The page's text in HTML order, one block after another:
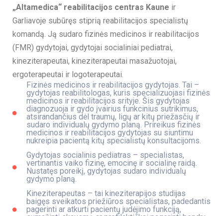
„Altamedica“ reabilitacijos centras Kaune ir
Garliavoje subūręs stiprią reabilitacijos specialistų
komandą. Ją sudaro fizinės medicinos ir reabilitacijos
(FMR) gydytojai, gydytojai socialiniai pediatrai,
kineziterapeutai, kineziterapeutai masažuotojai,
ergoterapeutai ir logoterapeutai.
Fizinės medicinos ir reabilitacijos gydytojas. Tai –
gydytojas reabilitologas, kuris specializuojasi fizinės
medicinos ir reabilitacijos srityje. Šis gydytojas
diagnozuoja ir gydo įvairius funkcinius sutrikimus,
atsirandančius dėl traumų, ligų ar kitų priežasčių ir
sudaro individualų gydymo planą. Prireikus fizinės
medicinos ir reabilitacijos gydytojas su siuntimu
nukreipia pacientą kitų specialistų konsultacijoms.
Gydytojas socialinis pediatras – specialistas,
vertinantis vaiko fizinę, emocinę ir socialinę raidą.
Nustatęs poreikį, gydytojas sudaro individualų
gydymo planą.
Kineziterapeutas – tai kineziterapijos studijas
baigęs sveikatos priežiūros specialistas, padedantis
pagerinti ar atkurti pacientų judėjimo funkciją,